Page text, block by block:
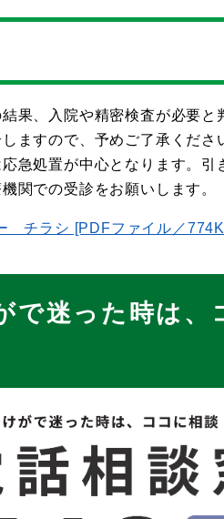
果、入院や精密検査が必要
ますので、予めご了承くださ
急処置が中心となります。
関での受診をお願いします。
チラシ [PDFファイル／
で迷った時は、